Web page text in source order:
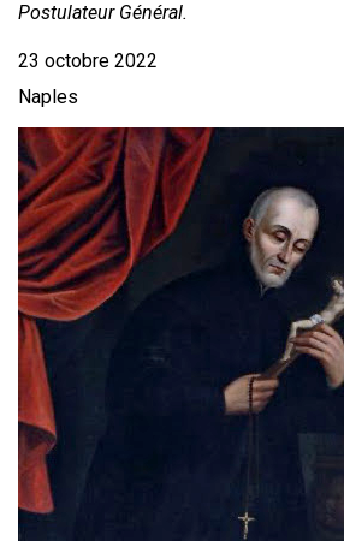
Postulateur Général.
23 octobre 2022
Naples